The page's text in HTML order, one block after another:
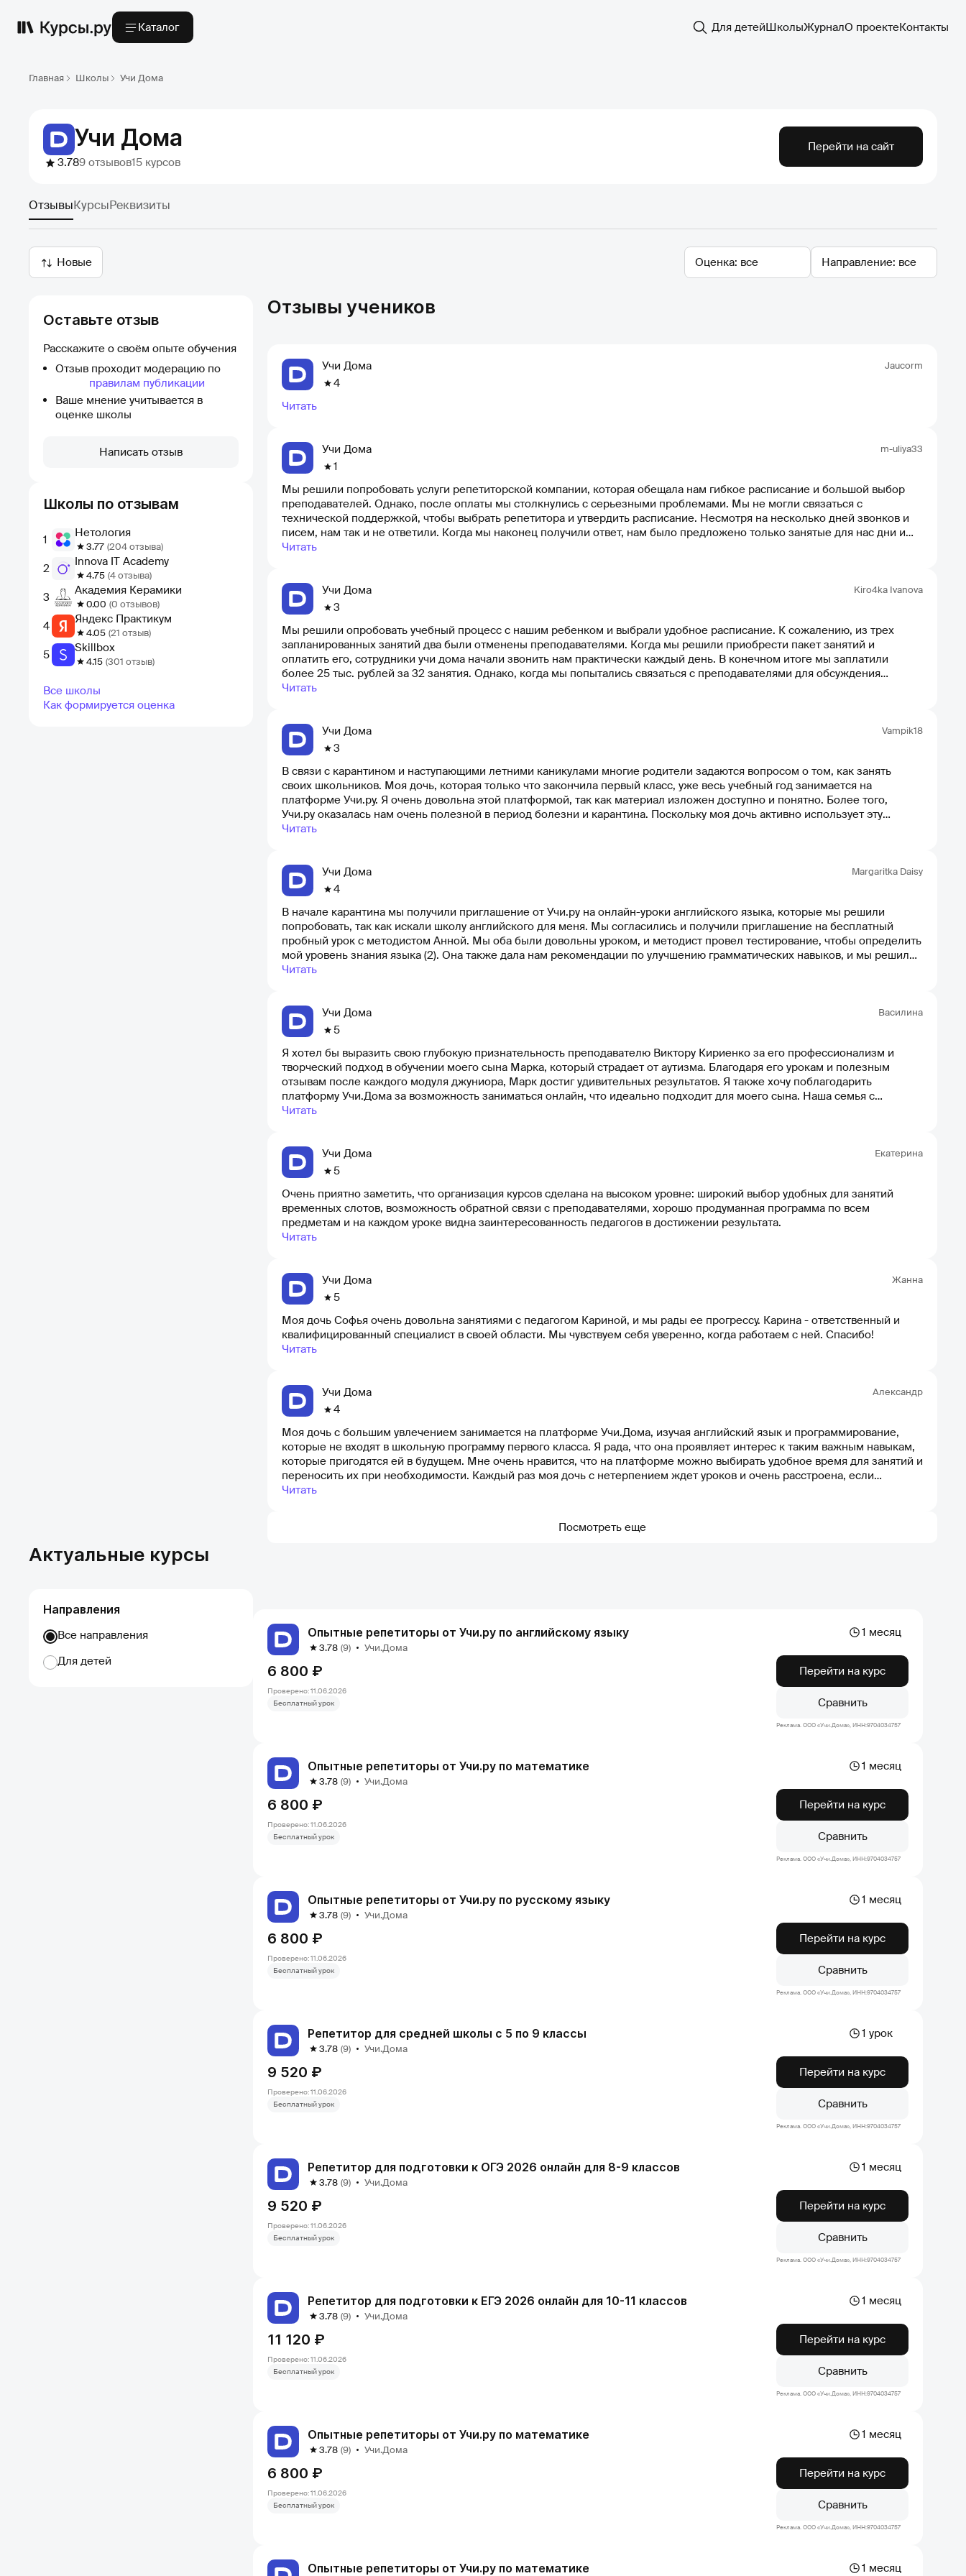
Каталог Для детейШколыЖурналО проектеКонтакты
Главная Школы Учи Дома
Учи Дома
3.789 отзывов15 курсов
Перейти на сайт
ОтзывыКурсыРеквизиты
Новые
Оценка Направление
Оставьте отзыв
Расскажите о своём опыте обучения
Отзыв проходит модерацию по
правилам публикации
Ваше мнение учитывается в
оценке школы
Написать отзыв
Школы по отзывам
1 Нетология
3.77 (204 отзыва)
2 Innova IT Academy
4.75 (4 отзыва)
3 Академия Керамики
0.00 (0 отзывов)
4 Яндекс Практикум
4.05 (21 отзыв)
5 Skillbox
4.15 (301 отзыв)
Все школы
Как формируется оценка
Отзывы учеников
Учи Дома
4
Jaucorm
Читать
Учи Дома
1
m-uliya33
Мы решили попробовать услуги репетиторской компании, которая обещала нам гибкое расписание и большой выбор
преподавателей. Однако, после оплаты мы столкнулись с серьезными проблемами. Мы не могли связаться с
технической поддержкой, чтобы выбрать репетитора и утвердить расписание. Несмотря на несколько дней звонков и
писем, нам так и не ответили. Когда мы наконец получили ответ, нам было предложено только занятые для нас дни и
время, что не устроило нас. Мы попытались вернуть деньги, но столкнулись с той же проблемой - техподдержка не
профессионально.
Читать
Учи Дома
3
Kiro4ka Ivanova
Мы решили опробовать учебный процесс с нашим ребенком и выбрали удобное расписание. К сожалению, из трех
запланированных занятий два были отменены преподавателями. Когда мы решили приобрести пакет занятий и
оплатить его, сотрудники учи дома начали звонить нам практически каждый день. В конечном итоге мы заплатили
более 25 тыс. рублей за 32 занятия. Однако, когда мы попытались связаться с преподавателями для обсуждения
организации учебного процесса, они не отвечали на звонки и просто отправляли сообщения в WhatsApp о том, что
Читать
Учи Дома
3
Vampik18
В связи с карантином и наступающими летними каникулами многие родители задаются вопросом о том, как занять
своих школьников. Моя дочь, которая только что закончила первый класс, уже весь учебный год занимается на
платформе Учи.ру. Я очень довольна этой платформой, так как материал изложен доступно и понятно. Более того,
Учи.ру оказалась нам очень полезной в период болезни и карантина. Поскольку моя дочь активно использует эту
платформу, мы получаем от нее периодические приглашения на бесплатные занятия по английскому языку через Skype.
воспользоваться этим предложением.
Читать
Учи Дома
4
Margaritka Daisy
В начале карантина мы получили приглашение от Учи.ру на онлайн-уроки английского языка, которые мы решили
попробовать, так как искали школу английского для меня. Мы согласились и получили приглашение на бесплатный
пробный урок с методистом Анной. Мы оба были довольны уроком, и методист провел тестирование, чтобы определить
мой уровень знания языка (2). Она также дала нам рекомендации по улучшению грамматических навыков, и мы решили
продолжить занятия.
Читать
Учи Дома
5
Василина
Я хотел бы выразить свою глубокую признательность преподавателю Виктору Кириенко за его профессионализм и
творческий подход в обучении моего сына Марка, который страдает от аутизма. Благодаря его урокам и полезным
отзывам после каждого модуля джуниора, Марк достиг удивительных результатов. Я также хочу поблагодарить
платформу Учи.Дома за возможность заниматься онлайн, что идеально подходит для моего сына. Наша семья с
нетерпением ждет продолжения занятий.
Читать
Учи Дома
5
Екатерина
Очень приятно заметить, что организация курсов сделана на высоком уровне: широкий выбор удобных для занятий
временных слотов, возможность обратной связи с преподавателями, хорошо продуманная программа по всем
предметам и на каждом уроке видна заинтересованность педагогов в достижении результата.
Читать
Учи Дома
5
Жанна
Моя дочь Софья очень довольна занятиями с педагогом Кариной, и мы рады ее прогрессу. Карина - ответственный и
квалифицированный специалист в своей области. Мы чувствуем себя уверенно, когда работаем с ней. Спасибо!
Читать
Учи Дома
4
Александр
Моя дочь с большим увлечением занимается на платформе Учи.Дома, изучая английский язык и программирование,
которые не входят в школьную программу первого класса. Я рада, что она проявляет интерес к таким важным навыкам,
которые пригодятся ей в будущем. Мне очень нравится, что на платформе можно выбирать удобное время для занятий и
переносить их при необходимости. Каждый раз моя дочь с нетерпением ждет уроков и очень расстроена, если
приходится их отменять. Я благодарна Учи.Дома за возможность обучения в удобной форме и за помощь в развитии
Читать
Посмотреть еще
Актуальные курсы
Направления
Все направления
Для детей
Опытные репетиторы от Учи.ру по английскому языку 1 месяц
3.78 (9) Учи.Дома
6 800 ₽
Проверено: 11.06.2026
Бесплатный урок
Перейти на курс
Сравнить
Реклама. ООО «Учи.Дома», ИНН:9704034757
Опытные репетиторы от Учи.ру по математике 1 месяц
3.78 (9) Учи.Дома
6 800 ₽
Проверено: 11.06.2026
Бесплатный урок
Перейти на курс
Сравнить
Реклама. ООО «Учи.Дома», ИНН:9704034757
Опытные репетиторы от Учи.ру по русскому языку 1 месяц
3.78 (9) Учи.Дома
6 800 ₽
Проверено: 11.06.2026
Бесплатный урок
Перейти на курс
Сравнить
Реклама. ООО «Учи.Дома», ИНН:9704034757
Репетитор для средней школы с 5 по 9 классы 1 урок
3.78 (9) Учи.Дома
9 520 ₽
Проверено: 11.06.2026
Бесплатный урок
Перейти на курс
Сравнить
Реклама. ООО «Учи.Дома», ИНН:9704034757
Репетитор для подготовки к ОГЭ 2026 онлайн для 8-9 классов 1 месяц
3.78 (9) Учи.Дома
9 520 ₽
Проверено: 11.06.2026
Бесплатный урок
Перейти на курс
Сравнить
Реклама. ООО «Учи.Дома», ИНН:9704034757
Репетитор для подготовки к ЕГЭ 2026 онлайн для 10-11 классов 1 месяц
3.78 (9) Учи.Дома
11 120 ₽
Проверено: 11.06.2026
Бесплатный урок
Перейти на курс
Сравнить
Реклама. ООО «Учи.Дома», ИНН:9704034757
Опытные репетиторы от Учи.ру по математике 1 месяц
3.78 (9) Учи.Дома
6 800 ₽
Проверено: 11.06.2026
Бесплатный урок
Перейти на курс
Сравнить
Реклама. ООО «Учи.Дома», ИНН:9704034757
Опытные репетиторы от Учи.ру по математике 1 месяц